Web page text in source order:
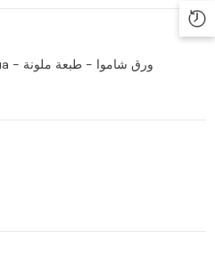
renkli baskı, şamua - ورق شاموا - طبعة ملونة